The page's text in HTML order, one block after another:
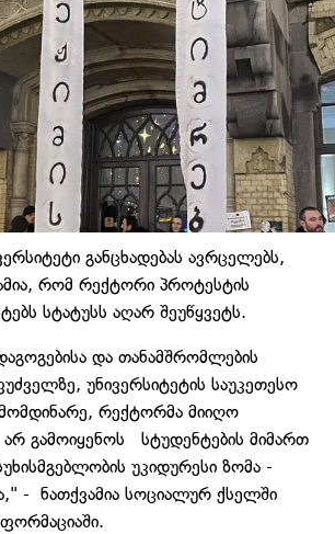
განცხადებას ავრცელებს,
რომ რექტორი პროტესტის
სტატუსს აღარ შეუწყვეტს.
და თანამშრომლების
უნივერსიტეტის საუკეთესო
რექტორმა მიიღო
გამოიყენოს სტუდენტების მიმართ
უკიდურესი ზომა -
- ნათქვამია სოციალურ ქსელში